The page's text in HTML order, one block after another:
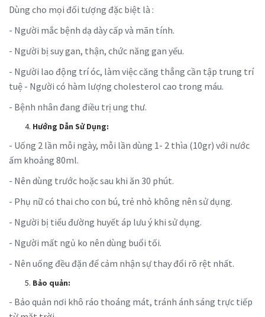
Dùng cho mọi đối tượng đặc biệt là :
- Người mắc bệnh dạ dày cấp và mãn tính.
- Người bị suy gan, thận, chức năng gan yếu.
- Người lao động trí óc, làm việc căng thẳng cần tập trung trí
tuệ - Người có hàm lượng cholesterol cao trong máu.
- Bệnh nhân đang điều trị ung thư.
Hướng Dẫn Sử Dụng:
- Uống 2 lần mỗi ngày, mỗi lần dùng 1- 2 thìa (10gr) với nước
ấm khoảng 80ml.
- Nên dùng trước hoặc sau khi ăn 30 phút.
- Phụ nữ có thai cho con bú, trẻ nhỏ không nên sử dụng.
- Người bị tiểu đường huyết áp lưu ý khi sử dụng.
- Người mất ngủ ko nên dùng buổi tối.
- Nên uống đều đặn để cảm nhận sự thay đổi rõ rệt nhất.
Bảo quản:
- Bảo quản nơi khô ráo thoáng mát, tránh ánh sáng trực tiếp